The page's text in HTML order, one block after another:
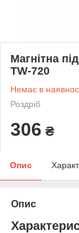
Магнітна
TW-720
Немає в
Роздріб
306 ₴
Опис
Опис